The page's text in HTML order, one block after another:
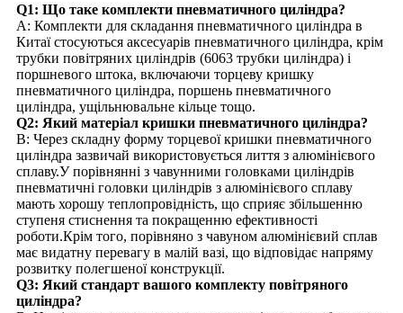
Q1: Що таке комплекти пневматичного циліндра?
A: Комплекти для складання пневматичного циліндра в
Китаї стосуються аксесуарів пневматичного циліндра, крім
трубки повітряних циліндрів (6063 трубки циліндра) і
поршневого штока, включаючи торцеву кришку
пневматичного циліндра, поршень пневматичного
циліндра, ущільнювальне кільце тощо.
Q2: Який матеріал кришки пневматичного циліндра?
В: Через складну форму торцевої кришки пневматичного
циліндра зазвичай використовується лиття з алюмінієвого
сплаву.У порівнянні з чавунними головками циліндрів
пневматичні головки циліндрів з алюмінієвого сплаву
мають хорошу теплопровідність, що сприяє збільшенню
ступеня стиснення та покращенню ефективності
роботи.Крім того, порівняно з чавуном алюмінієвий сплав
має видатну перевагу в малій вазі, що відповідає напряму
розвитку полегшеної конструкції.
Q3: Який стандарт вашого комплекту повітряного
циліндра?